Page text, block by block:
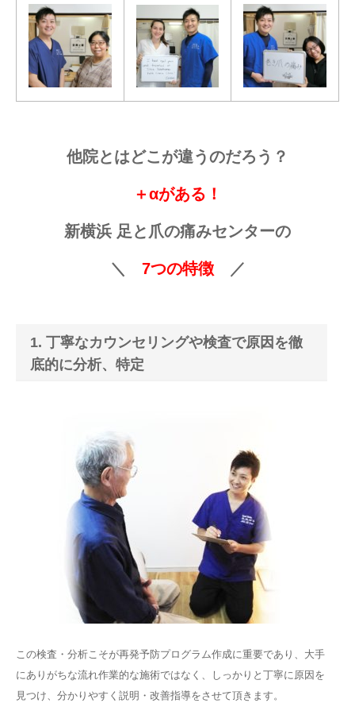
他院とはどこが違うのだろう？
＋αがある！
新横浜 足と爪の痛みセンターの
＼ 7つの特徴／
1. 丁寧なカウンセリングや検査で原因を徹
底的に分析、特定
この検査・分析こそが再発予防プログラム作成に重要であり、大手
にありがちな流れ作業的な施術ではなく、しっかりと丁寧に原因を
見つけ、分かりやすく説明・改善指導をさせて頂きます。